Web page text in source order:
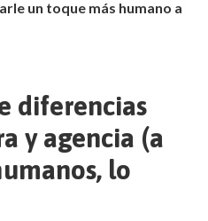
un toque más humano a
diferencias
y agencia (a
lo